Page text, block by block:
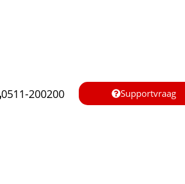
0511-200200 Supportvraag